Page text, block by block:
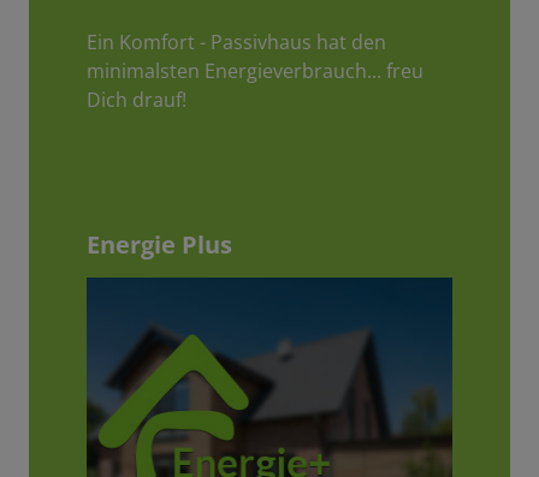
Ein Komfort - Passivhaus hat den
minimalsten Energieverbrauch... freu
Dich drauf!
Energie Plus